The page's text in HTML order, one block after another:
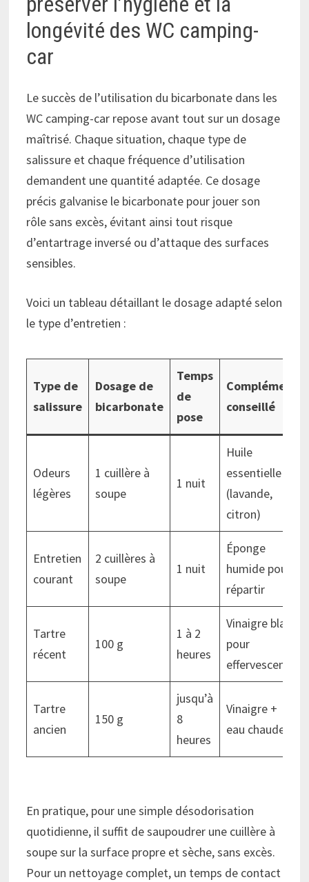
longévité des WC camping-
car
Le succès de l’utilisation du bicarbonate dans les
WC camping-car repose avant tout sur un dosage
maîtrisé. Chaque situation, chaque type de
salissure et chaque fréquence d’utilisation
demandent une quantité adaptée. Ce dosage
précis galvanise le bicarbonate pour jouer son
rôle sans excès, évitant ainsi tout risque
d’entartrage inversé ou d’attaque des surfaces
sensibles.
Voici un tableau détaillant le dosage adapté selon
le type d’entretien :
Type de
salissure
Dosage de
bicarbonate
Temps
de
pose
Complément
conseillé
Odeurs
légères
1 cuillère à
soupe
1 nuit
Huile
essentielle
(lavande,
citron)
Entretien
courant
2 cuillères à
soupe
1 nuit
Éponge
humide pour
répartir
Tartre
récent
100 g
1 à 2
heures
Vinaigre blanc
pour
effervescence
Tartre
ancien
150 g
jusqu’à
8
heures
Vinaigre +
eau chaude
En pratique, pour une simple désodorisation
quotidienne, il suffit de saupoudrer une cuillère à
soupe sur la surface propre et sèche, sans excès.
Pour un nettoyage complet, un temps de contact